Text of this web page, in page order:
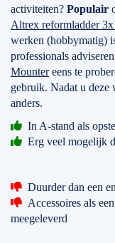
activiteiten? Populair
Altrex reformladder
werken (hobbymatig)
professionals
Mountereens te
gebruik. Nadat u
anders.
In A-stand als
Erg veel mogelijk
Duurder dan een
Accessoires als
meegeleverd